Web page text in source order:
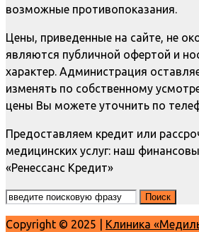
возможные противопоказания.
Цены, приведенные на сайте, не
являются публичной офертой и
характер. Администрация
изменять по собственному
цены Вы можете уточнить по
Предоставляем кредит или
медицинских услуг: наш
«Ренессанс Кредит»
Copyright © 2025 | Клиника